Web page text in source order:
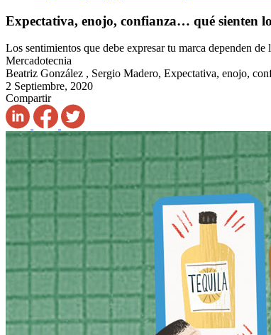
Expectativa, enojo, confianza… qué sienten
Los sentimientos que debe expresar tu marca dependen
Mercadotecnia
Beatriz González , Sergio Madero, Expectativa, enojo,
2 Septiembre, 2020
Compartir